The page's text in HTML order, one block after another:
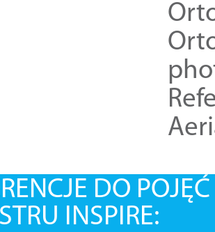
DO
INSPIRE: